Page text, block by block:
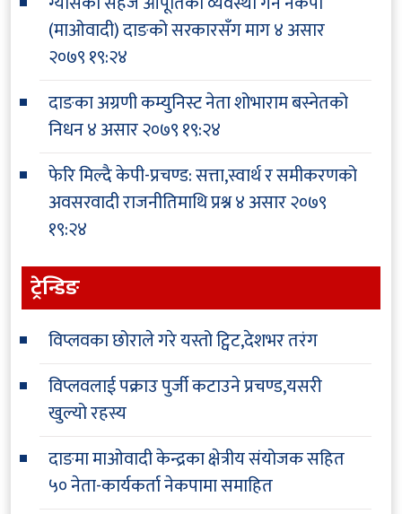
(माओवादी) दाङको सरकारसँग माग४ असार
२०७९ १९:२४
दाङका अग्रणी कम्युनिस्ट नेता शोभाराम बस्नेतको
निधन४ असार २०७९ १९:२४
फेरि मिल्दै केपी-प्रचण्ड: सत्ता,स्वार्थ र समीकरणको
अवसरवादी राजनीतिमाथि प्रश्न४ असार २०७९
१९:२४
ट्रेन्डिङ
विप्लवका छोराले गरे यस्तो ट्विट,देशभर तरंग
विप्लवलाई पक्राउ पुर्जी कटाउने प्रचण्ड,यसरी
खुल्यो रहस्य
दाङमा माओवादी केन्द्रका क्षेत्रीय संयोजक सहित
५० नेता-कार्यकर्ता नेकपामा समाहित